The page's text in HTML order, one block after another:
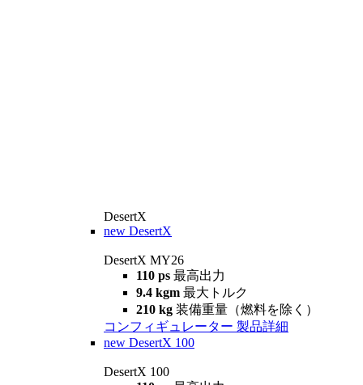
DesertX
new DesertX
DesertX MY26
110 ps 最高出力
9.4 kgm 最大トルク
210 kg 装備重量（燃料を除く）
コンフィギュレーター 製品詳細
new DesertX 100
DesertX 100